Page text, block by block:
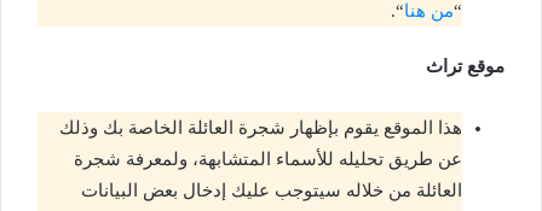
“من هنا“.
موقع تراث
هذا الموقع يقوم بإظهار شجرة العائلة الخاصة بك وذلك
عن طريق تحليله للأسماء المتشابهة، ولمعرفة شجرة
العائلة من خلاله سيتوجب عليك إدخال بعض البيانات